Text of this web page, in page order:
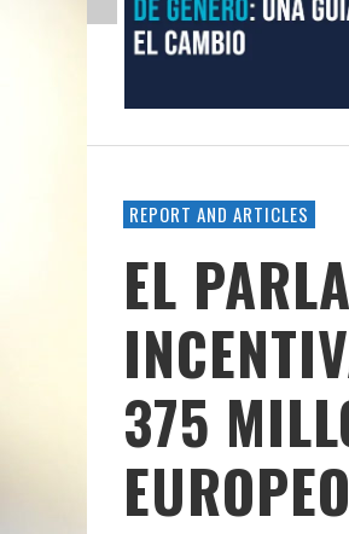
REPORT AND ARTICLES
EL
375